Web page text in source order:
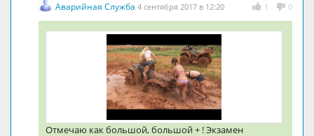
1 0
Аварийная Служба 4 сентября 2017 в 12:20
Отмечаю как большой, большой + ! Экзамен